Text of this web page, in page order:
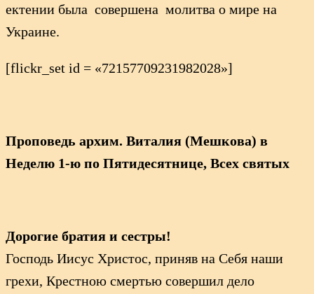
ектении была совершена молитва о мире на
Украине.
[flickr_set id = «72157709231982028»]
Проповедь архим. Виталия (Мешкова) в
Неделю 1-ю по Пятидесятнице, Всех святых
Дорогие братия и сестры!
Господь Иисус Христос, приняв на Себя наши
грехи, Крестною смертью совершил дело